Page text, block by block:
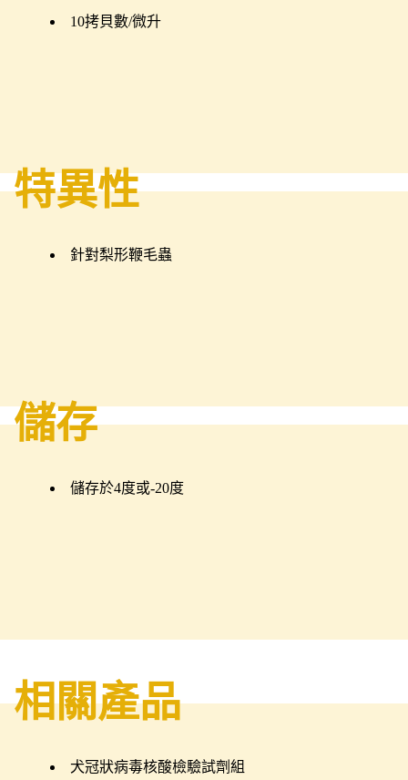
10拷貝數/微升
特異性
針對梨形鞭毛蟲
儲存
儲存於4度或-20度
相關產品
犬冠狀病毒核酸檢驗試劑組